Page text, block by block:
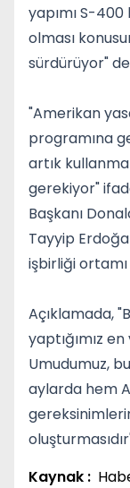
yapımı S-
olması
sürdürüyor"
"Amerikan
programına
artık
gerekiyor"
Başkanı
Tayyip
işbirliği
Açıklamada,
yaptığımız
Umudumuz,
aylarda hem
Kaynak :